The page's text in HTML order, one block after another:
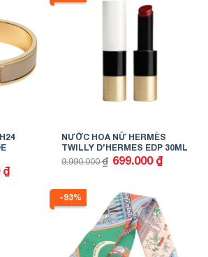
₫Giá
hiện
NƯỚC HOA NỮ HERMÈS
TWILLY D’HERMES EDP 30ML
9.990.000₫ Giá
gốc
699.000 ₫Giá
hiện
-93%